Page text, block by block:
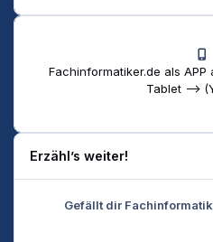
Fachinformatiker.de als
Tablet -->
Erzähl’s weiter!
Gefällt dir